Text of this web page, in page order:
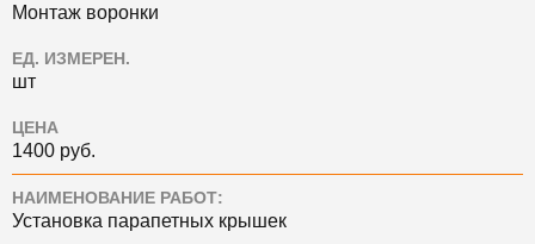
Монтаж воронки
ЕД. ИЗМЕРЕН.
шт
ЦЕНА
1400 руб.
НАИМЕНОВАНИЕ РАБОТ:
Установка парапетных крышек